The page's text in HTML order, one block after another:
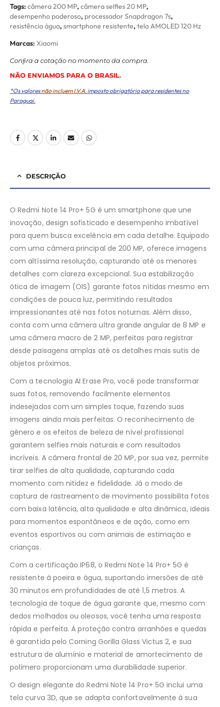
Tags: câmera 200 MP,câmera selfies 20 MP,
desempenho poderoso, processador Snapdragon 7s,
resistência água,smartphone resistente,tela AMOLED 120 Hz
Marcas: Xiaomi
Conﬁra a cotação no momento da compra.
NÃO ENVIAMOS PARA O BRASIL.
*Os valoresnão incluem I.V.A. imposto obrigatório para residentes no
Paraguai.
DESCRIÇÃO
O Redmi Note 14 Pro+ 5G é um smartphone que une
inovação, design sofisticado e desempenho imbatível
para quem busca excelência em cada detalhe. Equipado
com uma câmera principal de 200 MP, oferece imagens
com altíssima resolução, capturando até os menores
detalhes com clareza excepcional. Sua estabilização
ótica de imagem (OIS) garante fotos nítidas mesmo em
condições de pouca luz, permitindo resultados
impressionantes até nas fotos noturnas. Além disso,
conta com uma câmera ultra grande angular de 8 MP e
uma câmera macro de 2 MP, perfeitas para registrar
desde paisagens amplas até os detalhes mais sutis de
objetos próximos.
Com a tecnologia AI Erase Pro, você pode transformar
suas fotos, removendo facilmente elementos
indesejados com um simples toque, fazendo suas
imagens ainda mais perfeitas. O reconhecimento de
gênero e os efeitos de beleza de nível profissional
garantem selfies mais naturais e com resultados
incríveis. A câmera frontal de 20 MP, por sua vez, permite
tirar selfies de alta qualidade, capturando cada
momento com nitidez e fidelidade. Já o modo de
captura de rastreamento de movimento possibilita fotos
com baixa latência, alta qualidade e alta dinâmica, ideais
para momentos espontâneos e de ação, como em
eventos esportivos ou com animais de estimação e
crianças.
Com a certificação IP68, o Redmi Note 14 Pro+ 5G é
resistente à poeira e água, suportando imersões de até
30 minutos em profundidades de até 1,5 metros. A
tecnologia de toque de água garante que, mesmo com
dedos molhados ou oleosos, você tenha uma resposta
rápida e perfeita. A proteção contra arranhões e quedas
é garantida pelo Corning Gorilla Glass Victus 2, e sua
estrutura de alumínio e material de amortecimento de
polímero proporcionam uma durabilidade superior.
O design elegante do Redmi Note 14 Pro+ 5G inclui uma
tela curva 3D, que se adapta confortavelmente à sua